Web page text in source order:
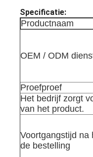
Specificatie:
Productnaam
OEM / ODM
Proefproef
Het bedrijf zorgt
van het product.
Voortgangstijd na
de bestelling